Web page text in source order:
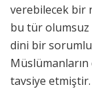
verebilecek bir
bu tür olumsuz
dini bir
tavsiye